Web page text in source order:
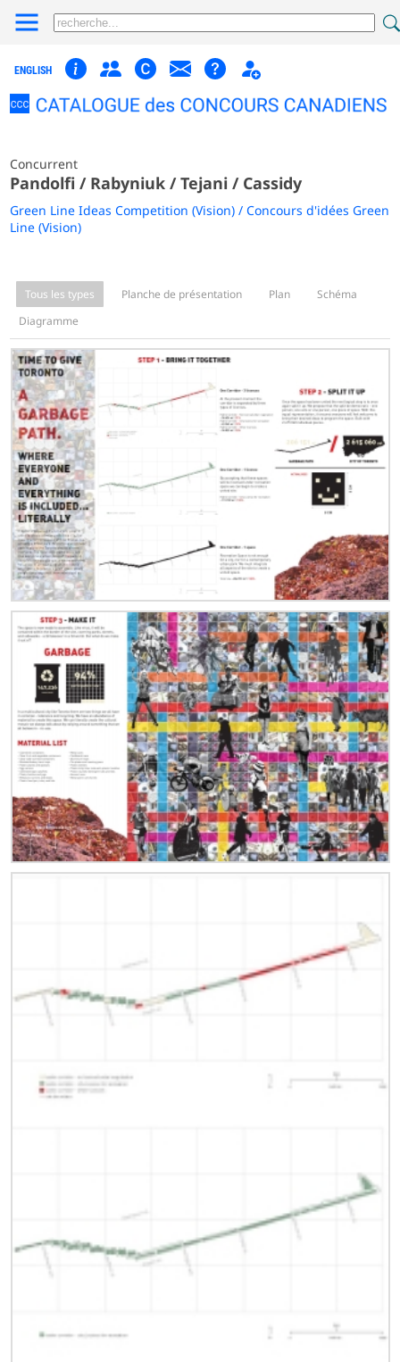
ENGLISH
Concurrent
Pandolfi / Rabyniuk / Tejani / Cassidy
Green Line Ideas Competition (Vision) / Concours d'idées Green
Line (Vision)
Tous les types Planche de présentation Plan
Schéma
Diagramme